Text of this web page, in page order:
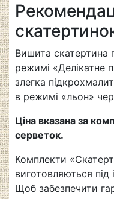
Вишита скатертина
режимі «Делікатне
злегка
в режимі «льон»
Ціна вказана за
серветок.
Комплекти
виготовляються під
Щоб забезпечити